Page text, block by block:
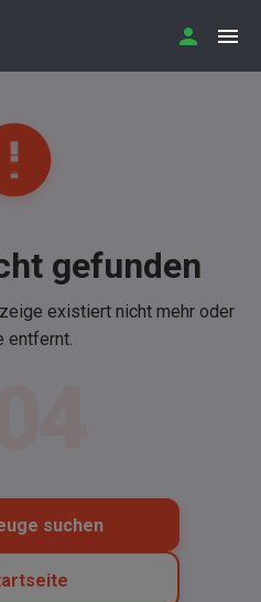
gefunden
existiert nicht mehr oder
entfernt.
suchen